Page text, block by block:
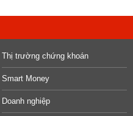
Thị trường chứng khoán
Smart Money
Doanh nghiệp